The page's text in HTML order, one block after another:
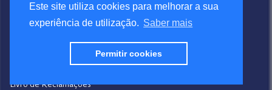
Este site utiliza cookies para melhorar a sua
experiência de utilização. Saber mais
Permitir cookies
Condições Gerais de Venda
Ajuda
Livro de Reclamações